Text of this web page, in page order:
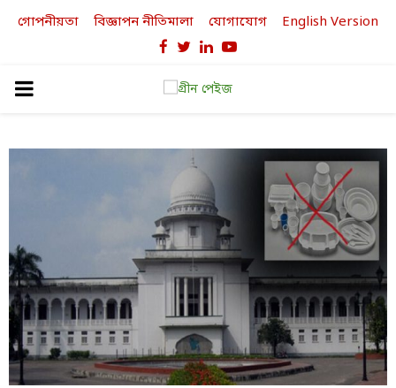
গোপনীয়তা বিজ্ঞাপন নীতিমালা যোগাযোগ English Version
Facebook
TwitterLinkedinYoutube
PRIMARY